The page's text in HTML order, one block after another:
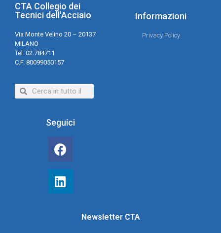
CTA Collegio dei
Tecnici dell'Acciaio
Via Monte Velino 20 – 20137
MILANO
Tel. 02.784711
C.F. 80099050157
Informazioni
Privacy Policy
Seguici
Newsletter CTA